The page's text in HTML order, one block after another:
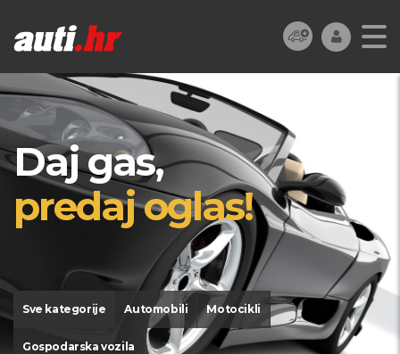
Daj gas,
predaj oglas!
Sve kategorije Automobili Motocikli
Gospodarska vozila